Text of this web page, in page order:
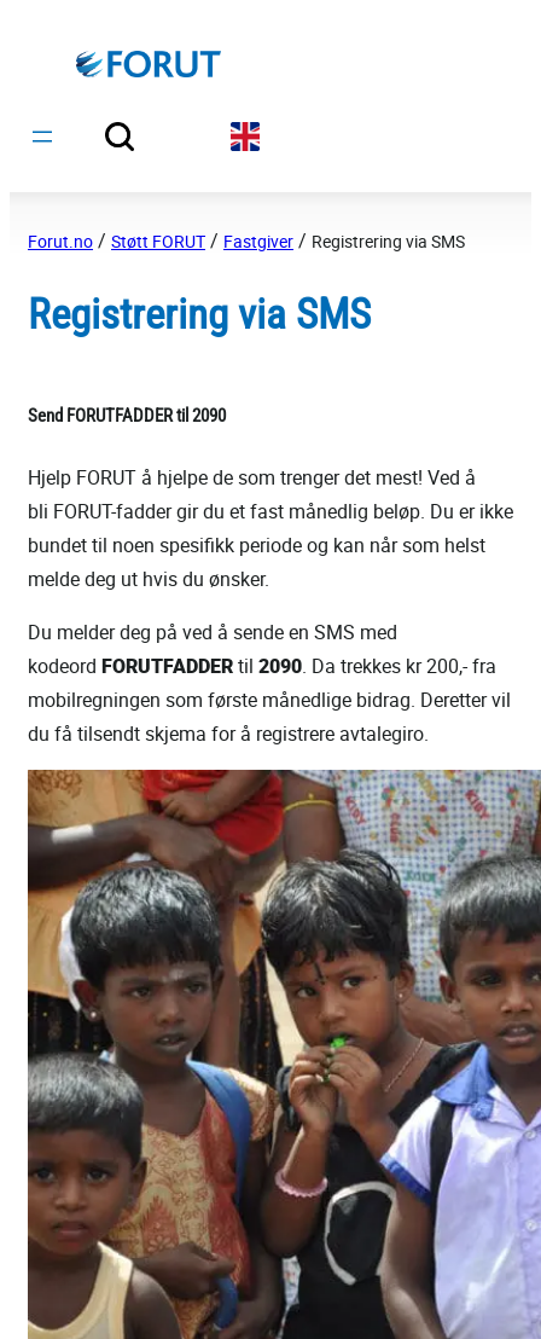
Forut.no / Støtt FORUT / Fastgiver / Registrering via SMS
Registrering via SMS
Send FORUTFADDER til 2090
Hjelp FORUT å hjelpe de som trenger det mest! Ved å
bli FORUT-fadder gir du et fast månedlig beløp. Du er ikke
bundet til noen spesifikk periode og kan når som helst
melde deg ut hvis du ønsker.
Du melder deg på ved å sende en SMS med
kodeord FORUTFADDERtil 2090. Da trekkes kr 200,- fra
mobilregningen som første månedlige bidrag. Deretter vil
du få tilsendt skjema for å registrere avtalegiro.